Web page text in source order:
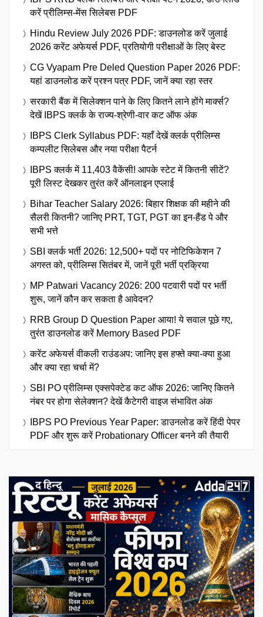
करें प्रीलिम्स-मेंस सिलेबस PDF
Hindu Review July 2026 PDF: डाउनलोड करें जुलाई
2026 करेंट अफेयर्स PDF, प्रतियोगी परीक्षाओं के लिए बेस्ट
CG Vyapam Pre Deled Question Paper 2026 PDF:
यहां डाउनलोड करें प्रश्न पत्र PDF, जानें क्या रहा स्तर
सरकारी बैंक में सिलेक्शन पाने के लिए कितने लाने होंगे मार्क्स?
देखें IBPS क्लर्क के राज्य-श्रेणी-वार कट ऑफ अंक
IBPS Clerk Syllabus PDF: यहाँ देखें क्लर्क प्रीलिम्स
कम्पलीट सिलेबस और नया परीक्षा पैटर्न
IBPS क्लर्क में 11,403 वैकेंसी! आपके स्टेट में कितनी सीटें?
पूरी लिस्ट देखकर तुरंत करें ऑनलाइन एप्लाई
Bihar Teacher Salary 2026: बिहार शिक्षक की महीने की
सैलरी कितनी? जानिए PRT, TGT, PGT का इन-हैंड पे और
सभी भत्ते
SBI क्लर्क भर्ती 2026: 12,500+ पदों पर नोटिफिकेशन 7
अगस्त को, प्रीलिम्स सितंबर में, जानें पूरी भर्ती प्रक्रिया
MP Patwari Vacancy 2026: 200 पटवारी पदों पर भर्ती
शुरू, जानें कौन कर सकता है आवेदन?
RRB Group D Question Paper आया! ये सवाल पूछे गए,
तुरंत डाउनलोड करें Memory Based PDF
करेंट अफेयर्स वीकली राउंडअप: जानिए इस हफ्ते क्या-क्या हुआ
और क्या रहा चर्चा में?
SBI PO प्रीलिम्स एक्सपेक्टेड कट ऑफ 2026: जानिए कितने
नंबर पर होगा सेलेक्शन? देखें कैटेगरी वाइज संभावित अंक
IBPS PO Previous Year Paper: डाउनलोड करें हिंदी पेपर
PDF और शुरू करें Probationary Officer बनने की तैयारी